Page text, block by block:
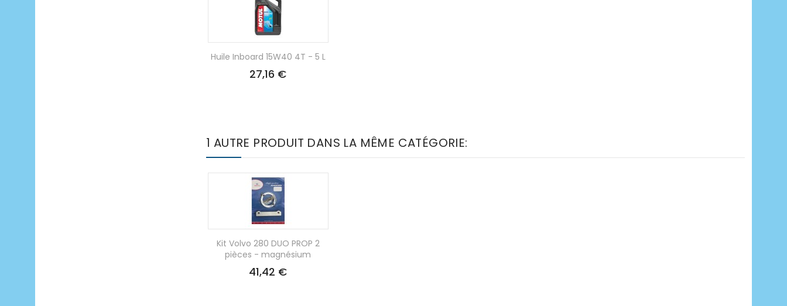
Huile Inboard 15W40 4T - 5 L
27,16 €
1 AUTRE PRODUIT DANS LA MÊME CATÉGORIE:
Kit Volvo 280 DUO PROP 2
pièces - magnésium
41,42 €